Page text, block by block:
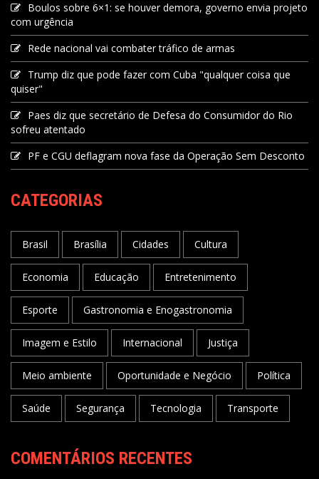
Boulos sobre 6×1: se houver demora, governo envia projeto
com urgência
Rede nacional vai combater tráfico de armas
Trump diz que pode fazer com Cuba "qualquer coisa que
quiser"
Paes diz que secretário de Defesa do Consumidor do Rio
sofreu atentado
PF e CGU deflagram nova fase da Operação Sem Desconto
CATEGORIAS
Brasil Brasília Cidades Cultura
Economia Educação Entretenimento
Esporte Gastronomia e Enogastronomia
Imagem e Estilo Internacional Justiça
Meio ambiente Oportunidade e Negócio Política
Saúde Segurança Tecnologia Transporte
COMENTÁRIOS RECENTES